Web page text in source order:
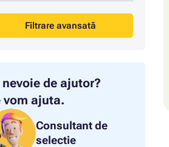
Filtrare avansată
de ajutor?
vom ajuta.
Consultant de
selectie